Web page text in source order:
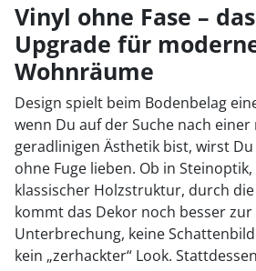
Vinyl ohne Fase –
Upgrade für
Wohnräume
Design spielt beim Bodenbelag
wenn Du auf der Suche nach
geradlinigen Ästhetik bist, wirst
ohne Fuge lieben. Ob in
klassischer Holzstruktur, durch
kommt das Dekor noch besser zur
Unterbrechung, keine
kein „zerhackter“ Look.